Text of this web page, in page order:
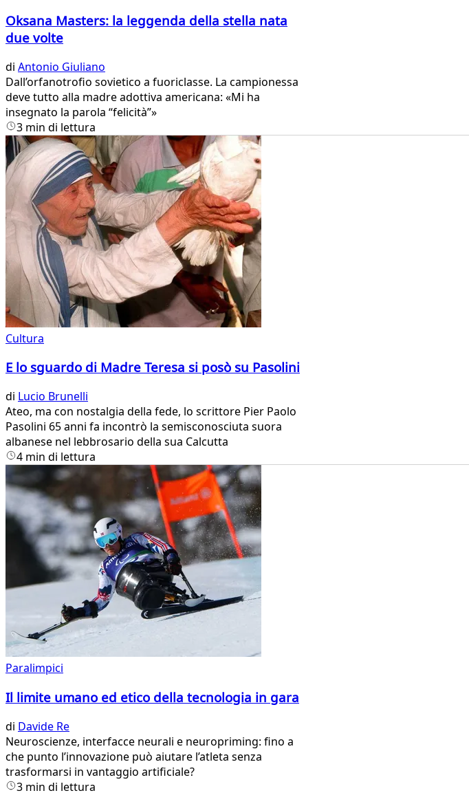
Oksana Masters: la leggenda della stella nata
due volte
di Antonio Giuliano
Dall’orfanotrofio sovietico a fuoriclasse. La campionessa
deve tutto alla madre adottiva americana: «Mi ha
insegnato la parola “felicità”»
3 min di lettura
Cultura
E lo sguardo di Madre Teresa si posò su Pasolini
di Lucio Brunelli
Ateo, ma con nostalgia della fede, lo scrittore Pier Paolo
Pasolini 65 anni fa incontrò la semisconosciuta suora
albanese nel lebbrosario della sua Calcutta
4 min di lettura
Paralimpici
Il limite umano ed etico della tecnologia in gara
di Davide Re
Neuroscienze, interfacce neurali e neuropriming: fino a
che punto l’innovazione può aiutare l’atleta senza
trasformarsi in vantaggio artificiale?
3 min di lettura